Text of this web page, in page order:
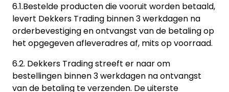
6.1.Bestelde producten die vooruit worden betaald,
levert Dekkers Trading binnen 3 werkdagen na
orderbevestiging en ontvangst van de betaling op
het opgegeven afleveradres af, mits op voorraad.
6.2. Dekkers Trading streeft er naar om
bestellingen binnen 3 werkdagen na ontvangst
van de betaling te verzenden. De uiterste